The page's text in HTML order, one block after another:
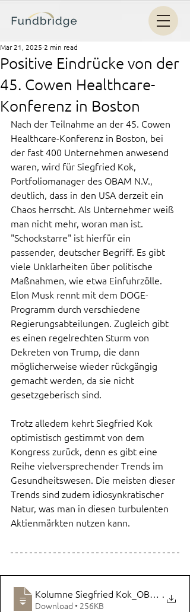
Positive Eindrücke von der
45. Cowen Healthcare-
Konferenz in Boston
Mar 21, 2025 2 min read
Nach der Teilnahme an der 45. Cowen
Healthcare-Konferenz in Boston, bei
der fast 400 Unternehmen anwesend
waren, wird für Siegfried Kok,
Portfoliomanager des OBAM N.V.,
deutlich, dass in den USA derzeit ein
Chaos herrscht. Als Unternehmer weiß
man nicht mehr, woran man ist.
"Schockstarre" ist hierfür ein
passender, deutscher Begriff. Es gibt
viele Unklarheiten über politische
Maßnahmen, wie etwa Einfuhrzölle.
Elon Musk rennt mit dem DOGE-
Programm durch verschiedene
Regierungsabteilungen. Zugleich gibt
es einen regelrechten Sturm von
Dekreten von Trump, die dann
möglicherweise wieder rückgängig
gemacht werden, da sie nicht
gesetzgeberisch sind.
Trotz alledem kehrt Siegfried Kok
optimistisch gestimmt von dem
Kongress zurück, denn es gibt eine
Reihe vielversprechender Trends im
Gesundheitswesen. Die meisten dieser
Trends sind zudem idiosynkratischer
Natur, was man in diesen turbulenten
Aktienmärkten nutzen kann.
Kolumne Siegfried .
Download • 256KB